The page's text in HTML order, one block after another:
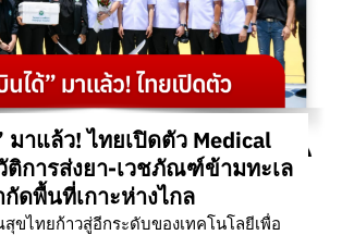
มาแล้ว! ไทยเปิดตัว Medical
ติการส่งยา-เวชภัณฑ์ข้ามทะเล
ดพื้นที่เกาะห่างไกล
สุขไทยก้าวสู่อีกระดับของเทคโนโลยีเพื่อ